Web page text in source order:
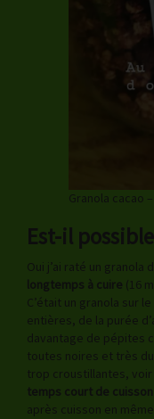
Granola cacao
Est-il
Oui j’ai raté un granola
longtemps à cuire (16
C’était un granola sur
entières, de la purée
davantage de pépites
toutes noires et très
trop croustillantes, voir
temps court de cuisson
après cuisson en